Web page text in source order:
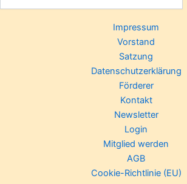
Impressum
Vorstand
Satzung
Datenschutzerklärung
Förderer
Kontakt
Newsletter
Login
Mitglied werden
AGB
Cookie-Richtlinie (EU)